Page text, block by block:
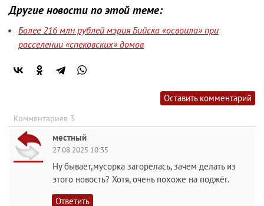
Другие новости по этой теме:
Более 216 млн рублей мэрия Бийска «освоила» при
расселении «спековских» домов
Оставить комментарий
Комментариев 3
местный
27.08.2025 10:35
Ну бывает,мусорка загорелась, зачем делать из
этого новость? Хотя, очень похоже на поджёг.
Ответить